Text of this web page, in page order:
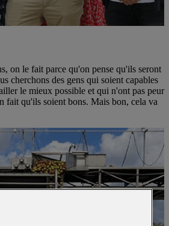
on le fait parce qu'on pense qu'ils seront
cherchons des gens qui soient capables
le mieux possible et qui n'ont pas peur
fait qu'ils soient bons. Mais bon, cela va